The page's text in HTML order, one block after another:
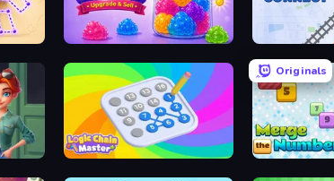
Jelly Merge: Upgrade & Sell Metro Connect
Logic Chain Master
Originals
Merge the